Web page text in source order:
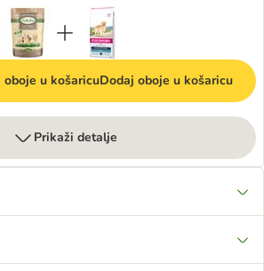
oboje u košaricuDodaj oboje u košaricu
Prikaži detalje